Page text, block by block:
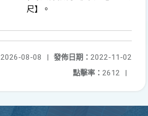
尺】。
發佈日期： 2022-11-02
2026-08-08
|
點擊率： 2612 |